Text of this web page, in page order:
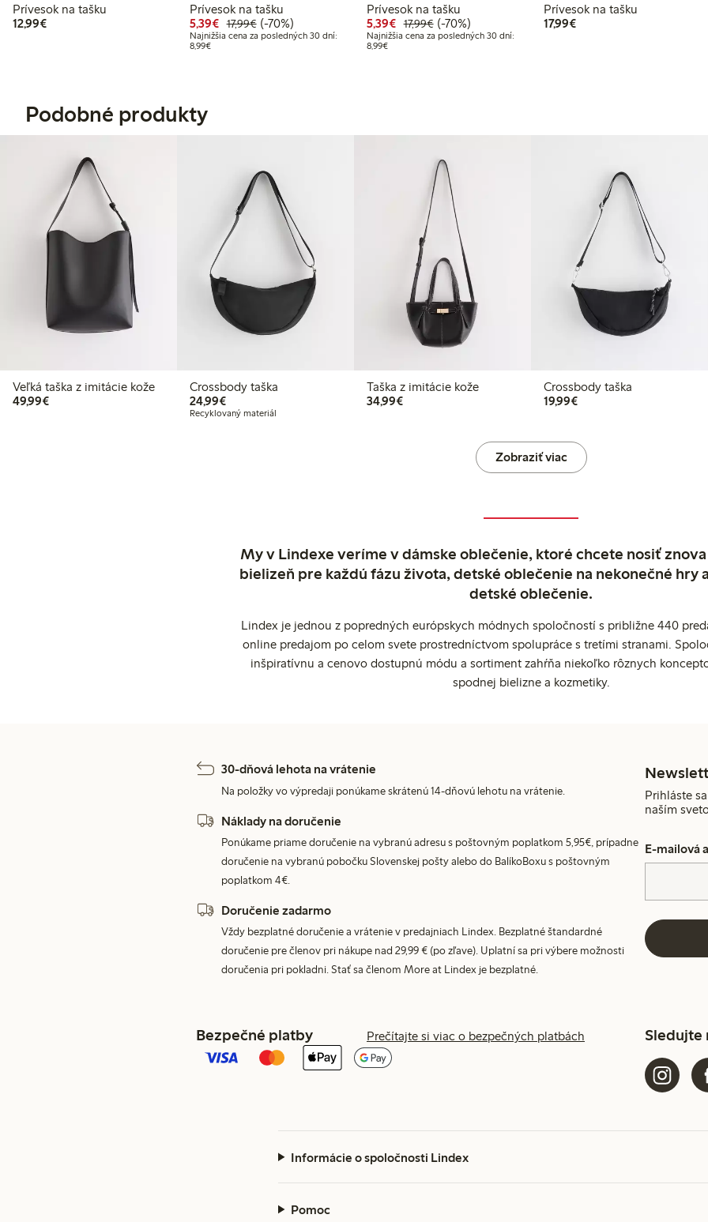
Prívesok na tašku
12,99€12,99 €
Prívesok na tašku
5,39€ Zvýhodnená cena: 5,39 €
17,99€Bežná cena: 17,99 €
70% zľava
(-70%)
Najnižšia cena za posledných 30 dní:
8,99€Najnižšia cena za posledných 30 dní: 8,99 €
Prívesok na tašku
5,39€ Zvýhodnená cena: 5,39 €
17,99€Bežná cena: 17,99 €
70% zľava
(-70%)
Najnižšia cena za posledných 30 dní:
8,99€Najnižšia cena za posledných 30 dní: 8,99 €
Prívesok na tašku
17,99€17,99 €
Podobné produkty
Veľká taška z imitácie kože
49,99€49,99 €
Crossbody taška
24,99€24,99 €
Recyklovaný materiál
Taška z imitácie kože
34,99€34,99 €
Crossbody taška
19,99€19,99 €
Zobraziť viac
My v Lindexe veríme v dámske oblečenie, ktoré chcete nosiť
bielizeň pre každú fázu života, detské oblečenie na nekonečné hry
detské oblečenie.
Lindex je jednou z popredných európskych módnych spoločností s približne 440
online predajom po celom svete prostredníctvom spolupráce s tretími stranami.
inšpiratívnu a cenovo dostupnú módu a sortiment zahŕňa niekoľko rôznych
spodnej bielizne a kozmetiky.
30-dňová lehota na vrátenie
Na položky vo výpredaji ponúkame skrátenú 14-dňovú lehotu na vrátenie.
Náklady na doručenie
Ponúkame priame doručenie na vybranú adresu s poštovným poplatkom 5,95€, prípadne
doručenie na vybranú pobočku Slovenskej pošty alebo do BalíkoBoxu s poštovným
poplatkom 4€.
Doručenie zadarmo
Vždy bezplatné doručenie a vrátenie v predajniach Lindex. Bezplatné štandardné
doručenie pre členov pri nákupe nad 29,99 € (po zľave). Uplatní sa pri výbere možnosti
doručenia pri pokladni. Stať sa členom More at Lindex je bezplatné.
Prihláste
naším
E-mailová
Bezpečné platby Prečítajte si viac o bezpečných platbách Sledujte
Informácie o spoločnosti Lindex
Pomoc